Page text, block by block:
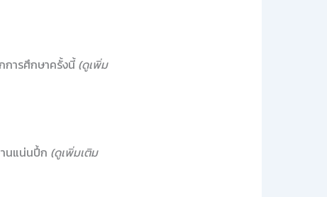
การศึกษาครั้งนี้(ดูเพิ่ม
นแน่นปึ้ก (ดูเพิ่มเติม